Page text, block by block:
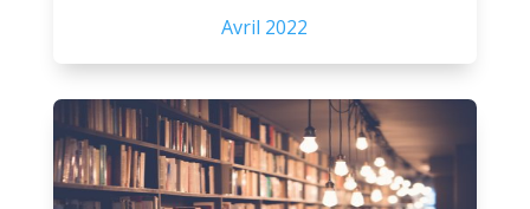
Avril 2022